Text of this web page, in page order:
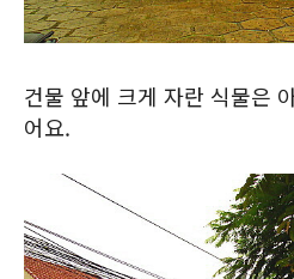
건물 앞에 크게 자란 식물은
어요.